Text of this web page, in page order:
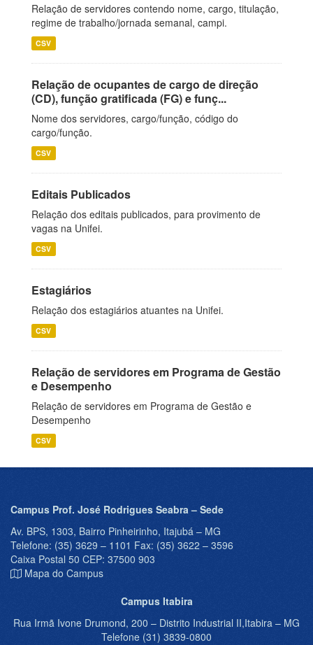
Relação de servidores contendo nome, cargo, titulação,
regime de trabalho/jornada semanal, campi.
CSV
Relação de ocupantes de cargo de direção
(CD), função gratificada (FG) e funç...
Nome dos servidores, cargo/função, código do
cargo/função.
CSV
Editais Publicados
Relação dos editais publicados, para provimento de
vagas na Unifei.
CSV
Estagiários
Relação dos estagiários atuantes na Unifei.
CSV
Relação de servidores em Programa de Gestão
e Desempenho
Relação de servidores em Programa de Gestão e
Desempenho
CSV
Campus Prof. José Rodrigues Seabra – Sede
Av. BPS, 1303, Bairro Pinheirinho, Itajubá – MG
Telefone: (35) 3629 – 1101 Fax: (35) 3622 – 3596
Caixa Postal 50 CEP: 37500 903
Mapa do Campus
Campus Itabira
Rua Irmã Ivone Drumond, 200 – Distrito Industrial II,Itabira – MG
Telefone (31) 3839-0800